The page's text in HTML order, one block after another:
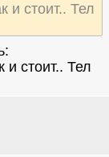
и стоит.. Тел
и стоит.. Тел